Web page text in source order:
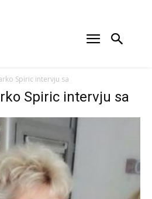
Spiric intervju sa
Spiric intervju sa